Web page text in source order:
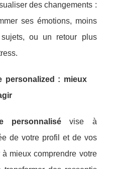
des changements :
ses émotions, moins
ou un retour plus
personalized : mieux
personnalisévise à
de votre profil et de vos
mieux comprendre votre